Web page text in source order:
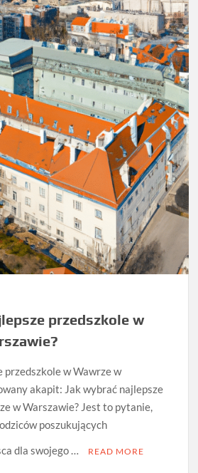
przedszkole w
przedszkole w Wawrze w
akapit: Jak wybrać najlepsze
w Warszawie? Jest to pytanie,
poszukujących
dla swojego …
READ MORE